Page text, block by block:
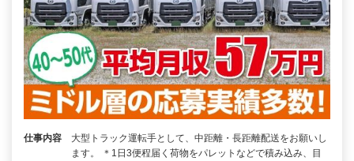
仕事内容
大型トラック運転手として、中距離・長距離配送をお願いし
ます。 ＊1日3便程届く荷物をパレットなどで積み込み、目